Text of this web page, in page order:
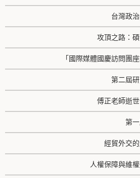
台灣政
攻頂之路：
「國際媒體國慶訪問團
第二屆
傅正老師逝
第
經貿外交
人權保障與維